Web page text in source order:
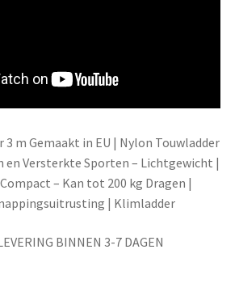
3 m Gemaakt in EU | Nylon Touwladder
en Versterkte Sporten – Lichtgewicht |
– Kan tot 200 kg Dragen |
| Klimladder
BINNEN 3-7 DAGEN